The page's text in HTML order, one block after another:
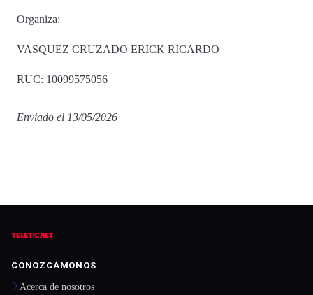
Organiza:
VASQUEZ CRUZADO ERICK RICARDO
RUC: 10099575056
Enviado el 13/05/2026
CONOZCÁMONOS
Acerca de nosotros